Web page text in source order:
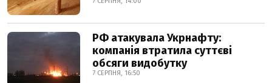
РФ атакувала Укрнафту:
компанія втратила суттєві
обсяги видобутку
7 СЕРПНЯ, 16:50